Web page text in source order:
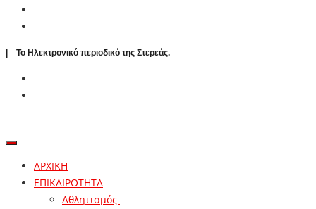
| To Ηλεκτρονικό περιοδικό της Στερεάς.
ΑΡΧΙΚΗ
ΕΠΙΚΑΙΡΟΤΗΤΑ
Αθλητισμός